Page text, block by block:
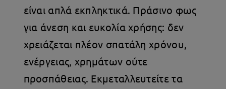
είναι απλά εκπληκτικά. Πράσινο φως
για άνεση και ευκολία χρήσης: δεν
χρειάζεται πλέον σπατάλη χρόνου,
ενέργειας, χρημάτων ούτε
προσπάθειας. Εκμεταλλευτείτε τα